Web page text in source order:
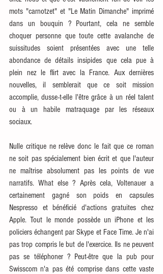
mots "carnotzet" et "Le Matin Dimanche" imprimé
dans un bouquin ? Pourtant, cela ne semble
choquer personne que toute cette avalanche de
suissitudes soient présentées avec une telle
abondance de détails insipides que cela pue à
plein nez le flirt avec la France. Aux dernières
nouvelles, il semblerait que ce soit mission
accomplie, dusse-t-elle l'être grâce à un réel talent
ou à un habile matraquage par les réseaux
sociaux.
Nulle critique ne relève donc le fait que ce roman
ne soit pas spécialement bien écrit et que l'auteur
ne maîtrise absolument pas les points de vue
narratifs. What else ? Après cela, Voltenauer a
certainement gagné son poids en capsules
Nespresso et bénéficié d'actions gratuites chez
Apple. Tout le monde possède un iPhone et les
policiers échangent par Skype et Face Time. Je n'ai
pas trop compris le but de l'exercice. Ils ne peuvent
pas se téléphoner ? Peut-être que la pub pour
Swisscom n'a pas été comprise dans cette vaste